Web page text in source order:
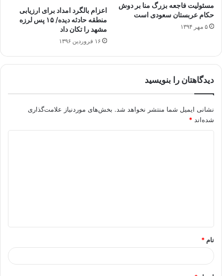
مسئولیت فاجعه بزرگ منا بر دوش
حکام عربستان سعودی است
۵ مهر ۱۳۹۴
اعزام بالگرد امداد برای ارزیابی
منطقه حادثه دیده/ ۱۵ پس لرزه
مشهد را تکان داد
۱۶ فروردین ۱۳۹۶
دیدگاهتان را بنویسید
نشانی ایمیل شما منتشر نخواهد شد. بخش‌های موردنیاز علامت‌گذاری
شده‌اند *
*
نام *